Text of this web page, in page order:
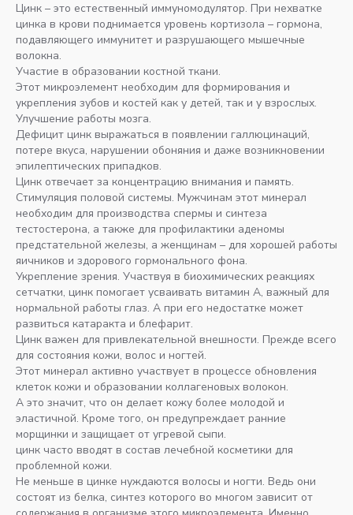
Цинк – это естественный иммуномодулятор. При нехватке
цинка в крови поднимается уровень кортизола – гормона,
подавляющего иммунитет и разрушающего мышечные
волокна.
Участие в образовании костной ткани.
Этот микроэлемент необходим для формирования и
укрепления зубов и костей как у детей, так и у взрослых.
Улучшение работы мозга.
Дефицит цинк выражаться в появлении галлюцинаций,
потере вкуса, нарушении обоняния и даже возникновении
эпилептических припадков.
Цинк отвечает за концентрацию внимания и память.
Стимуляция половой системы. Мужчинам этот минерал
необходим для производства спермы и синтеза
тестостерона, а также для профилактики аденомы
предстательной железы, а женщинам – для хорошей работы
яичников и здорового гормонального фона.
Укрепление зрения. Участвуя в биохимических реакциях
сетчатки, цинк помогает усваивать витамин А, важный для
нормальной работы глаз. А при его недостатке может
развиться катаракта и блефарит.
Цинк важен для привлекательной внешности. Прежде всего
для состояния кожи, волос и ногтей.
Этот минерал активно участвует в процессе обновления
клеток кожи и образовании коллагеновых волокон.
А это значит, что он делает кожу более молодой и
эластичной. Кроме того, он предупреждает ранние
морщинки и защищает от угревой сыпи.
цинк часто вводят в состав лечебной косметики для
проблемной кожи.
Не меньше в цинке нуждаются волосы и ногти. Ведь они
состоят из белка, синтез которого во многом зависит от